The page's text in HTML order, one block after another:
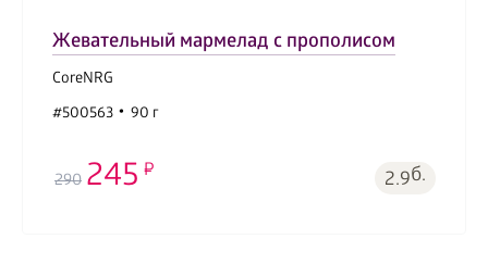
Жевательный мармелад с прополисом
CoreNRG
#500563
90 г
290 245 2.9б.